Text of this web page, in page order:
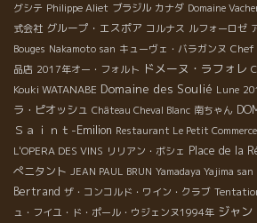
グシテ Philippe Aliet ブラジル カナダ Domaine
式会社 グループ・エスポア コルナス ルフォーロゼ
Bouges Nakamoto san キューヴェ・バラガンヌ Chef
品店 2017年オー・フォルト ドメーヌ・ラフォレ
Kouki WATANABE Domaine des Soulié Lune
ラ・ピオッシュ Château Cheval Blanc 南ちゃん
Ｓａｉｎｔ-Emilion Restaurant Le Petit Commerce
L'OPERA DES VINS リリアン・ボシェ Place de la
ぺニタント JEAN PAUL BRUN Yamadaya Yajima san
Bertrand ザ・コンコルド・ワイン・クラブ
ュ・フイユ・ド・ポール・ウジェンヌ1994年 ジャン